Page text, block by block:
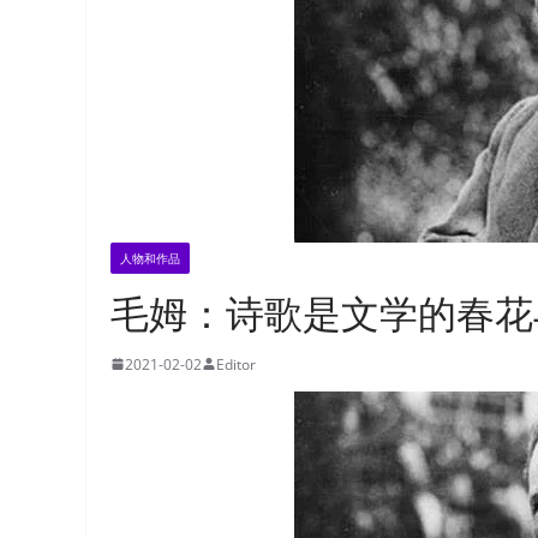
人物和作品
毛姆：诗歌是文学的春
2021-02-02 Editor